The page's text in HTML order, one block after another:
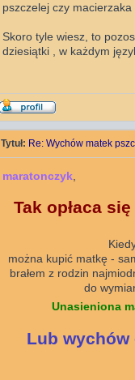
pszczelej czy
Skoro tyle wiesz, to
dziesiątki , w każdym
Tytuł: Re: Wychów matek
maratonczyk
Tak opłaca
można kupić matkę -
brałem z rodzin
do
Unasieniona
Lub